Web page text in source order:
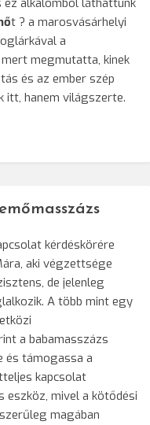
alkalomból láthattunk
t ? a marosvásárhelyi
a
megmutatta, kinek
és az ember szép
itt, hanem világszerte.
kérdéskörére
aki végzettsége
de jelenleg
A több mint egy
a babamasszázs
és támogassa a
kapcsolat
eszköz, mivel a kötődési
magában